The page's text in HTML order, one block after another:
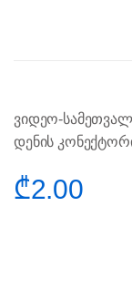
ვიდეო-
დენის
₾2.00